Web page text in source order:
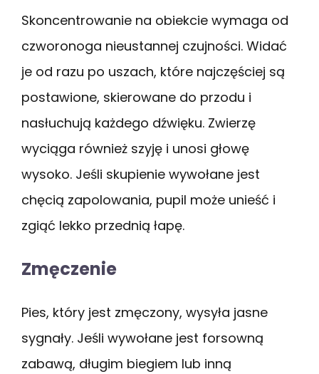
Skoncentrowanie na obiekcie wymaga od
czworonoga nieustannej czujności. Widać
je od razu po uszach, które najczęściej są
postawione, skierowane do przodu i
nasłuchują każdego dźwięku. Zwierzę
wyciąga również szyję i unosi głowę
wysoko. Jeśli skupienie wywołane jest
chęcią zapolowania, pupil może unieść i
zgiąć lekko przednią łapę.
Zmęczenie
Pies, który jest zmęczony, wysyła jasne
sygnały. Jeśli wywołane jest forsowną
zabawą, długim biegiem lub inną